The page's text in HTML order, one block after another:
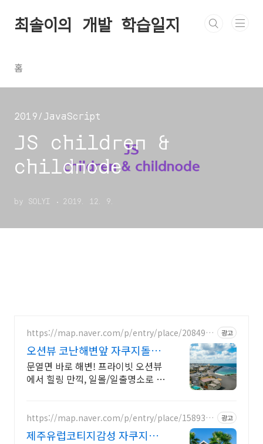
최솔이의 개발 학습일지
홈
2019/JavaScript
JS children &
childnode
by SOLYI 2019. 12. 9.
https://map.naver.com/p/entry/place/2084915
광고
오션뷰 코난해변앞 자쿠지돌집
2인~10인 대가족/단체예약
문열면 바로 해변! 프라이빗 오션뷰
에서 힐링 만끽, 일몰/일출명소로 인
욕, 제주바다보러오세요
https://map.naver.com/p/entry/place/1589368
광고
제주유럽코티지감성 자쿠지독